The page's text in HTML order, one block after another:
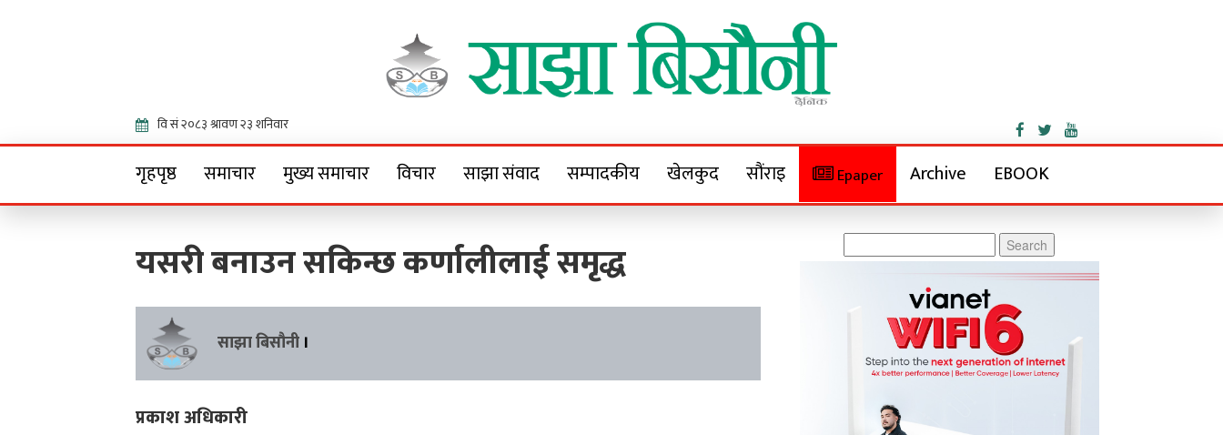
Sajha Bisaunee
गृहपृष्ठ समाचार मुख्य समाचार विचार साझा संवाद सम्पादकीय खेलकुद सौंराइ Epaper Archive EBOOK
यसरी बनाउन सकिन्छ कर्णालीलाई समृद्ध
साझा बिसौनी ।
प्रकाश अधिकारी
for: